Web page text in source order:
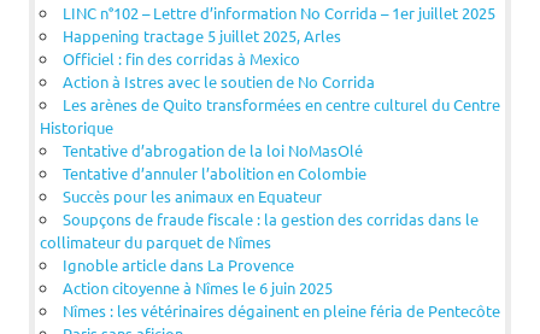
LINC n°102 – Lettre d’information No Corrida – 1er juillet 2025
Happening tractage 5 juillet 2025, Arles
Officiel : fin des corridas à Mexico
Action à Istres avec le soutien de No Corrida
Les arènes de Quito transformées en centre culturel du Centre
Historique
Tentative d’abrogation de la loi NoMasOlé
Tentative d’annuler l’abolition en Colombie
Succès pour les animaux en Equateur
Soupçons de fraude fiscale : la gestion des corridas dans le
collimateur du parquet de Nîmes
Ignoble article dans La Provence
Action citoyenne à Nîmes le 6 juin 2025
Nîmes : les vétérinaires dégainent en pleine féria de Pentecôte